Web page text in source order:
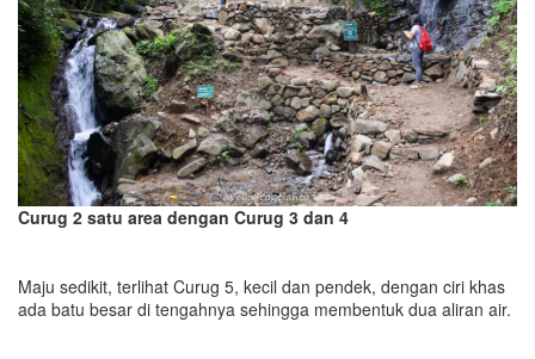
Curug 2 satu area dengan Curug 3 dan 4
Maju sedikit, terlihat Curug 5, kecil dan pendek, dengan ciri khas
ada batu besar di tengahnya sehingga membentuk dua aliran air.